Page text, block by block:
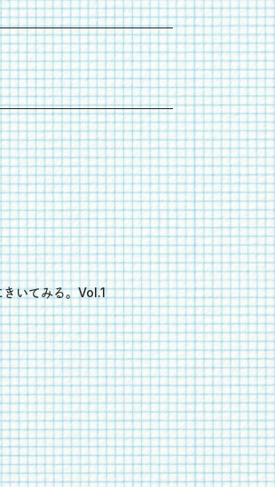
いてみる。Vol.1